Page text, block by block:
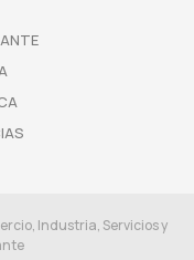
Industria, Servicios y